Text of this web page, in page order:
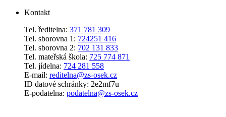
Kontakt
Tel. ředitelna: 371 781 309
Tel. sborovna 1: 724251 416
Tel. sborovna 2: 702 131 833
Tel. mateřská škola: 725 774 871
Tel. jídelna: 724 281 558
E-mail: reditelna@zs-osek.cz
ID datové schránky: 2e2mf7u
E-podatelna: podatelna@zs-osek.cz